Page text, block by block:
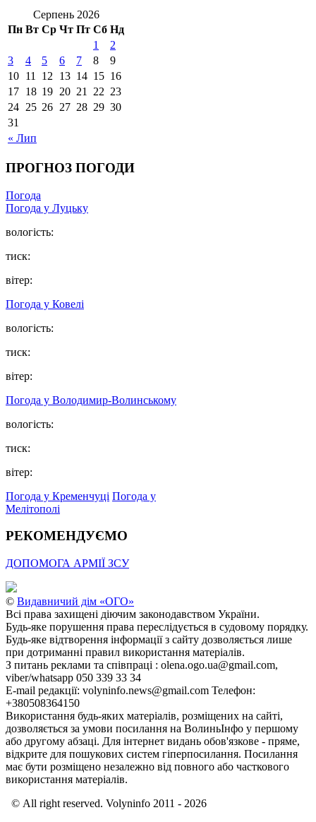
Серпень 2026
Пн Вт Ср Чт Пт Сб Нд
« Лип
1
2
3
4 5 6 7 8
9
10 11 12 13 14 15 16
17 18 19 20 21 22 23
24 25 26 27 28 29 30
31
ПРОГНОЗ ПОГОДИ
Погода
Погода у Луцьку
вологість:
тиск:
вітер:
Погода у Ковелі
вологість:
тиск:
вітер:
Погода у Володимир-Волинському
вологість:
тиск:
вітер:
Погода у Кременчуці Погода у
Мелітополі
РЕКОМЕНДУЄМО
ДОПОМОГА АРМІЇ ЗСУ
© Видавничий дім «ОГО»
Всі права захищені діючим законодавством України.
Будь-яке порушення права переслідується в судовому порядку.
Будь-яке відтворення інформації з сайту дозволяється лише
при дотриманні правил використання матеріалів.
З питань реклами та співпраці : olena.ogo.ua@gmail.com,
viber/whatsapp 050 339 33 34
E-mail редакції: volyninfo.news@gmail.com Телефон:
+380508364150
Використання будь-яких матеріалів, розміщених на сайті,
дозволяється за умови посилання на ВолиньІнфо у першому
або другому абзаці. Для інтернет видань обов'язкове - пряме,
відкрите для пошукових систем гіперпосилання. Посилання
має бути розміщено незалежно від повного або часткового
використання матеріалів.
© All right reserved. Volyninfo 2011 - 2026